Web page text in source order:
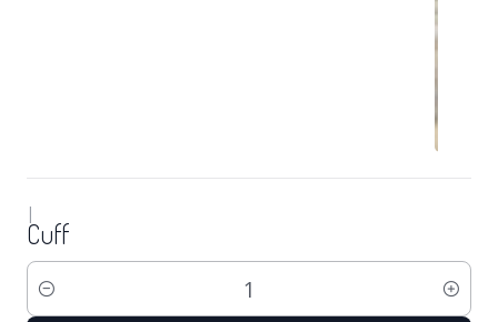
|
Cuff
Cantidad